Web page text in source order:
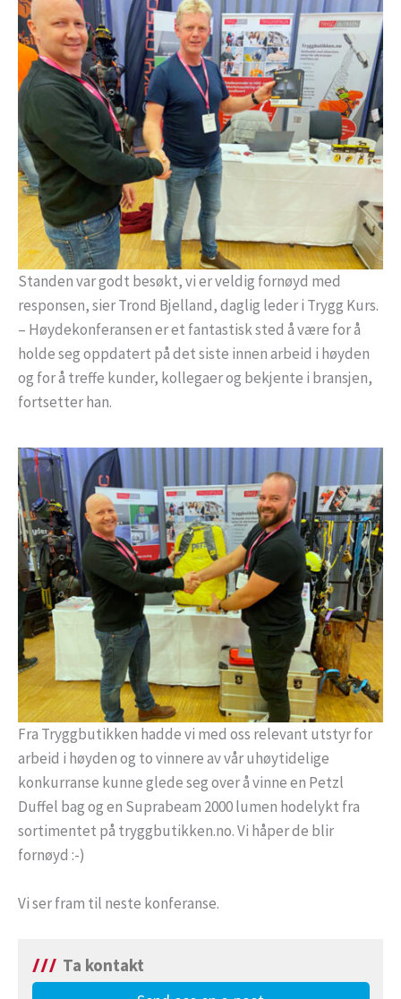
Standen var godt besøkt, vi er veldig fornøyd med
responsen, sier Trond Bjelland, daglig leder i Trygg Kurs.
– Høydekonferansen er et fantastisk sted å være for å
holde seg oppdatert på det siste innen arbeid i høyden
og for å treffe kunder, kollegaer og bekjente i bransjen,
fortsetter han.
Fra Tryggbutikken hadde vi med oss relevant utstyr for
arbeid i høyden og to vinnere av vår uhøytidelige
konkurranse kunne glede seg over å vinne en Petzl
Duffel bag og en Suprabeam 2000 lumen hodelykt fra
sortimentet på tryggbutikken.no. Vi håper de blir
fornøyd :-)
Vi ser fram til neste konferanse.
Ta kontakt